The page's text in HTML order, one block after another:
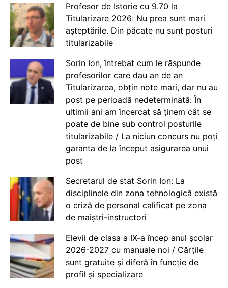
Profesor de Istorie cu 9.70 la
Titularizare 2026: Nu prea sunt mari
așteptările. Din păcate nu sunt posturi
titularizabile
Sorin Ion, întrebat cum le răspunde
profesorilor care dau an de an
Titularizarea, obțin note mari, dar nu au
post pe perioadă nedeterminată: În
ultimii ani am încercat să ținem cât se
poate de bine sub control posturile
titularizabile / La niciun concurs nu poți
garanta de la început asigurarea unui
post
Secretarul de stat Sorin Ion: La
disciplinele din zona tehnologică există
o criză de personal calificat pe zona
de maiștri-instructori
Elevii de clasa a IX-a încep anul școlar
2026-2027 cu manuale noi / Cărțile
sunt gratuite și diferă în funcție de
profil și specializare